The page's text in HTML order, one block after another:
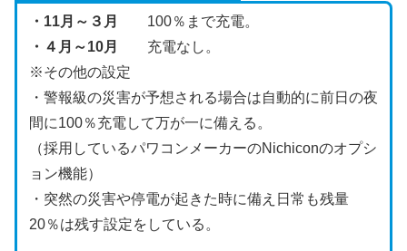
・11月～３月
100％まで充電。
・４月～10月
充電なし。
※その他の設定
・警報級の災害が予想される場合は自動的に前日の夜
間に100％充電して万が一に備える。
（採用しているパワコンメーカーのNichiconのオプシ
ョン機能）
・突然の災害や停電が起きた時に備え日常も残量
20％は残す設定をしている。